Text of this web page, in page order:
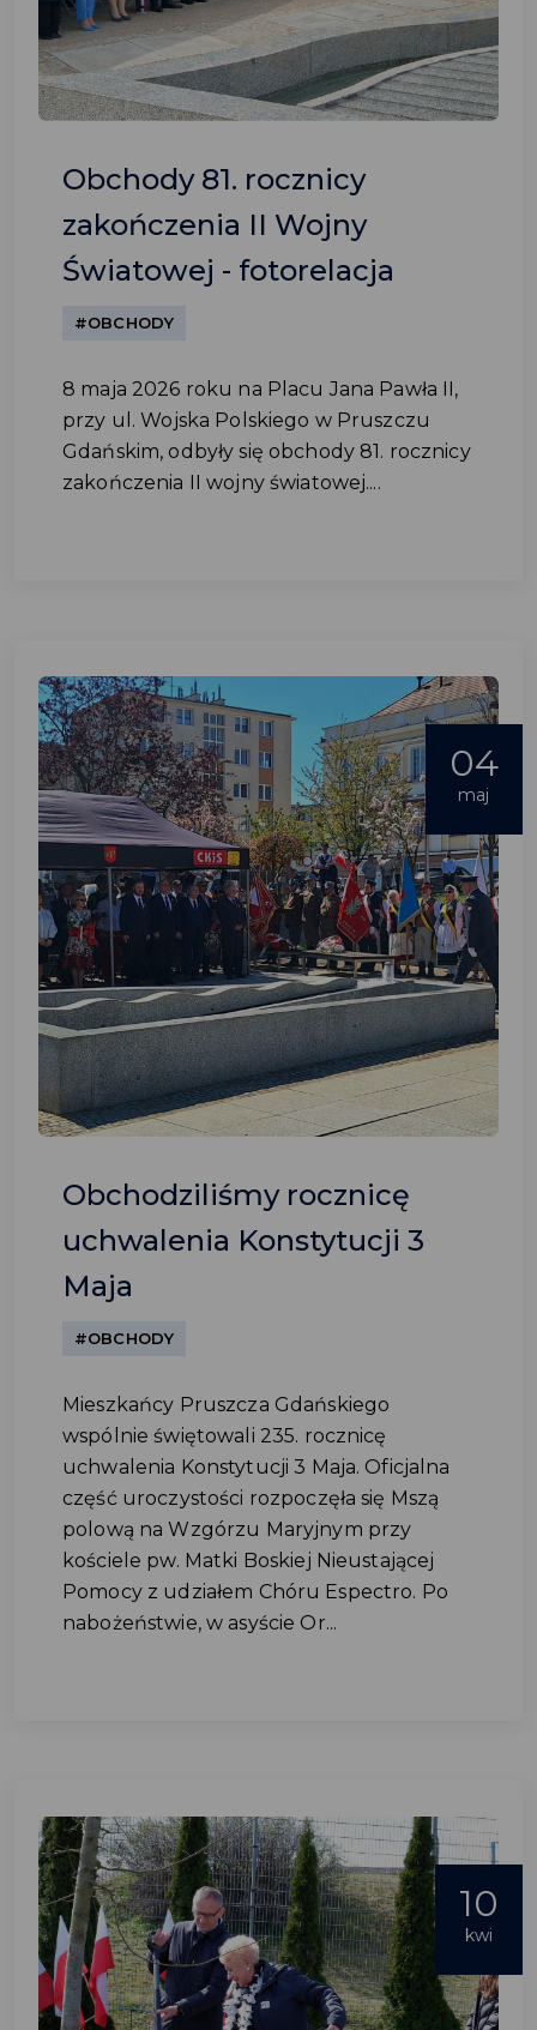
Obchody 81. rocznicy
zakończenia II Wojny
Światowej - fotorelacja
#OBCHODY
8 maja 2026 roku na Placu Jana Pawła II,
przy ul. Wojska Polskiego w Pruszczu
Gdańskim, odbyły się obchody 81. rocznicy
zakończenia II wojny światowej....
04
maj
Obchodziliśmy rocznicę
uchwalenia Konstytucji 3
Maja
#OBCHODY
Mieszkańcy Pruszcza Gdańskiego
wspólnie świętowali 235. rocznicę
uchwalenia Konstytucji 3 Maja. Oficjalna
część uroczystości rozpoczęła się Mszą
polową na Wzgórzu Maryjnym przy
kościele pw. Matki Boskiej Nieustającej
Pomocy z udziałem Chóru Espectro. Po
nabożeństwie, w asyście Or...
10
kwi